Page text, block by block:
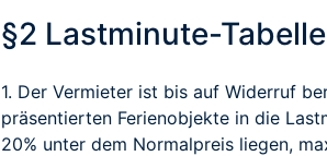
§2 Lastminute-Tabelle
1. Der Vermieter ist bis auf Widerruf
präsentierten Ferienobjekte in die
20% unter dem Normalpreis liegen,